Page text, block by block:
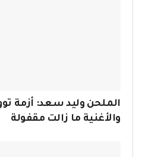
الملحن وليد سعد: أزمة
والأغنية ما زالت مقفولة